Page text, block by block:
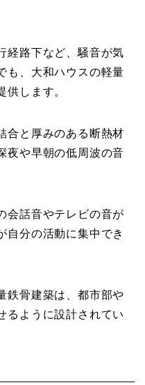
経路下など、騒音が気
も、大和ハウスの軽量
供します。
合と厚みのある断熱材
夜や早朝の低周波の音
会話音やテレビの音が
自分の活動に集中でき
鉄骨建築は、都市部や
るように設計されてい